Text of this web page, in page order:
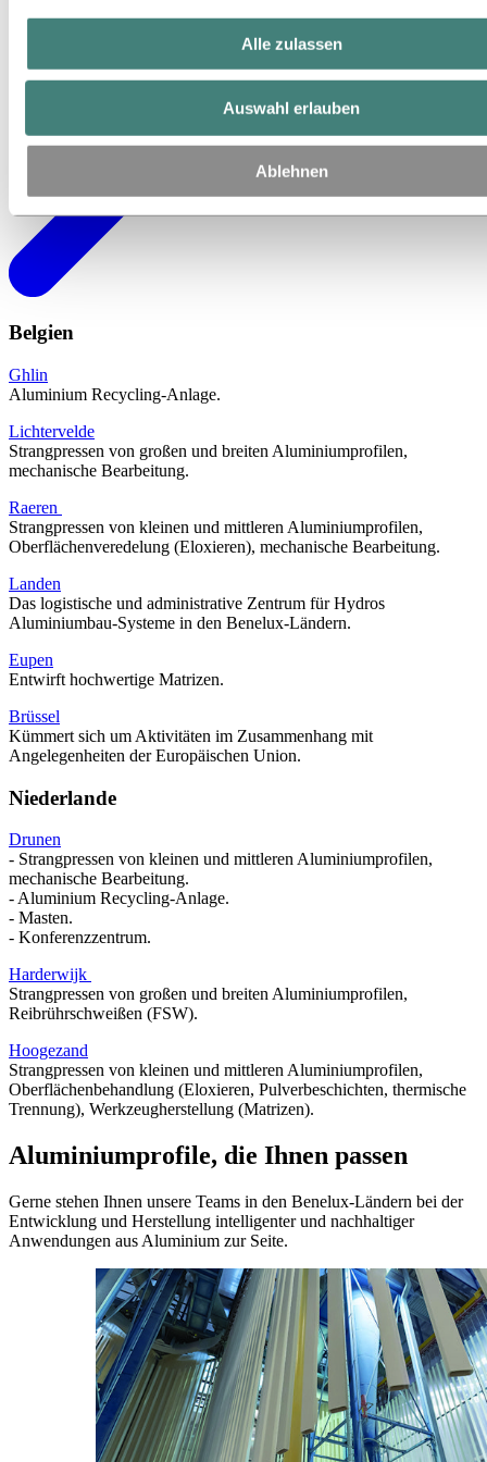
Alle zulassen
Auswahl erlauben
Ablehnen
Belgien
Ghlin
Aluminium Recycling-Anlage.
Lichtervelde
Strangpressen von großen und breiten Aluminiumprofilen,
mechanische Bearbeitung.
Raeren
Strangpressen von kleinen und mittleren Aluminiumprofilen,
Oberflächenveredelung (Eloxieren), mechanische Bearbeitung.
Landen
Das logistische und administrative Zentrum für Hydros
Aluminiumbau-Systeme in den Benelux-Ländern.
Eupen
Entwirft hochwertige Matrizen.
Brüssel
Kümmert sich um Aktivitäten im Zusammenhang mit
Angelegenheiten der Europäischen Union.
Niederlande
Drunen
- Strangpressen von kleinen und mittleren Aluminiumprofilen,
mechanische Bearbeitung.
- Aluminium Recycling-Anlage.
- Masten.
- Konferenzzentrum.
Harderwijk
Strangpressen von großen und breiten Aluminiumprofilen,
Reibrührschweißen (FSW).
Hoogezand
Strangpressen von kleinen und mittleren Aluminiumprofilen,
Oberflächenbehandlung (Eloxieren, Pulverbeschichten, thermische
Trennung), Werkzeugherstellung (Matrizen).
Aluminiumprofile, die Ihnen passen
Gerne stehen Ihnen unsere Teams in den Benelux-Ländern bei der
Entwicklung und Herstellung intelligenter und nachhaltiger
Anwendungen aus Aluminium zur Seite.